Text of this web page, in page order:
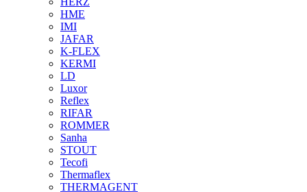
HME
IMI
JAFAR
K-FLEX
KERMI
LD
Luxor
Reflex
RIFAR
ROMMER
Sanha
STOUT
Tecofi
Thermaflex
THERMAGENT